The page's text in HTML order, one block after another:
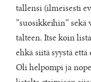
tallensi (ilmeisesti
”suosikkeihin”
talteen. Itse koin
ehkä siitä syystä
Oli helpompi ja